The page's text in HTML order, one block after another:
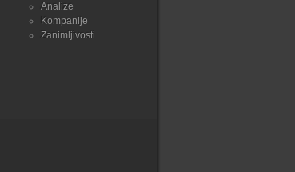
Analize
Kompanije
Zanimljivosti